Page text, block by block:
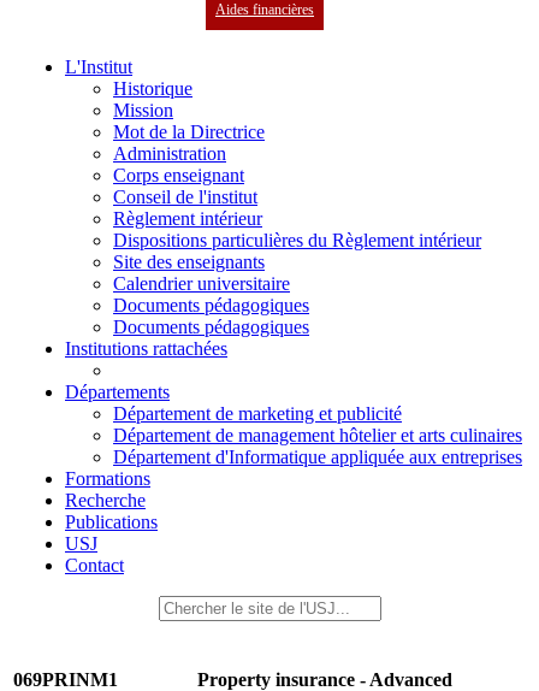
Aides financières
L'Institut
Historique
Mission
Mot de la Directrice
Administration
Corps enseignant
Conseil de l'institut
Règlement intérieur
Dispositions particulières du Règlement intérieur
Site des enseignants
Calendrier universitaire
Documents pédagogiques
Documents pédagogiques
Institutions rattachées
Départements
Département de marketing et publicité
Département de management hôtelier et arts culinaires
Département d'Informatique appliquée aux entreprises
Formations
Recherche
Publications
USJ
Contact
069PRINM1 Property insurance - Advanced